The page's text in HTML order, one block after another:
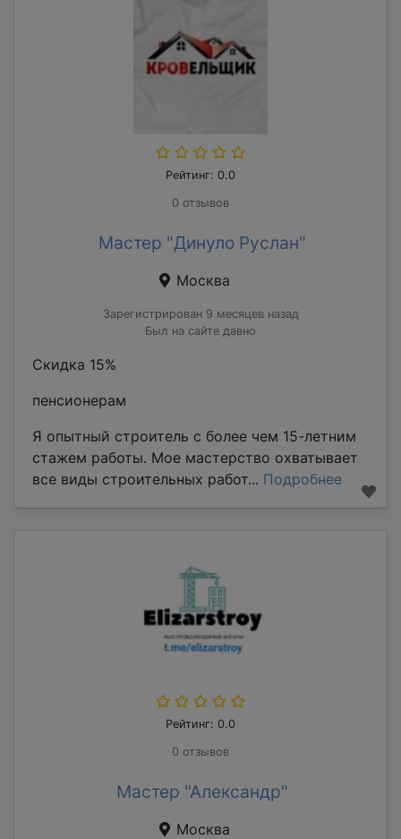
Рейтинг: 0.0
0 отзывов
Мастер "Динуло Руслан"
Москва
Зарегистрирован 9 месяцев назад
Был на сайте давно
Скидка 15%
пенсионерам
Я опытный строитель с более чем 15-летним
стажем работы. Мое мастерство охватывает
все виды строительных работ... Подробнее
Рейтинг: 0.0
0 отзывов
Мастер "Александр"
Москва